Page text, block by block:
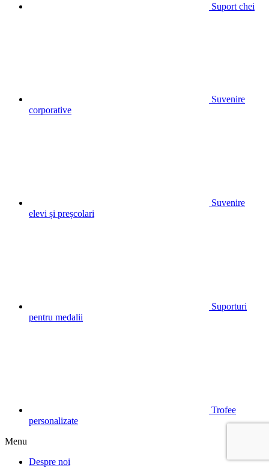
Suport chei
Suvenire
corporative
Suvenire
elevi și preșcolari
Suporturi
pentru medalii
Trofee
personalizate
Menu
Despre noi